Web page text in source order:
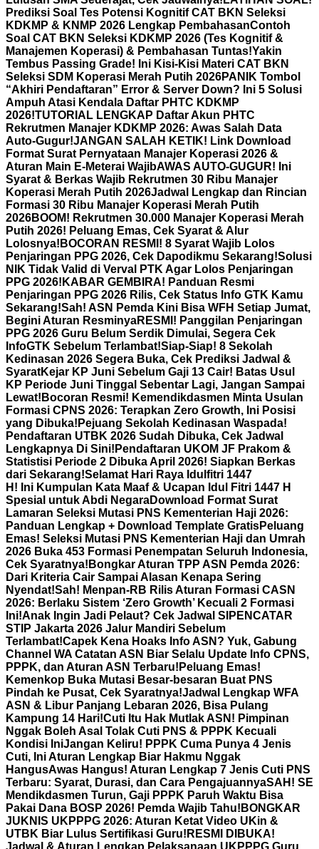
Prediksi Soal Tes Potensi Kognitif CAT BKN Seleksi
KDKMP & KNMP 2026 Lengkap PembahasanContoh
Soal CAT BKN Seleksi KDKMP 2026 (Tes Kognitif &
Manajemen Koperasi) & Pembahasan Tuntas!Yakin
Tembus Passing Grade! Ini Kisi-Kisi Materi CAT BKN
Seleksi SDM Koperasi Merah Putih 2026PANIK Tombol
“Akhiri Pendaftaran” Error & Server Down? Ini 5 Solusi
Ampuh Atasi Kendala Daftar PHTC KDKMP
2026!TUTORIAL LENGKAP Daftar Akun PHTC
Rekrutmen Manajer KDKMP 2026: Awas Salah Data
Auto-Gugur!JANGAN SALAH KETIK! Link Download
Format Surat Pernyataan Manajer Koperasi 2026 &
Aturan Main E-Meterai WajibAWAS AUTO-GUGUR! Ini
Syarat & Berkas Wajib Rekrutmen 30 Ribu Manajer
Koperasi Merah Putih 2026Jadwal Lengkap dan Rincian
Formasi 30 Ribu Manajer Koperasi Merah Putih
2026BOOM! Rekrutmen 30.000 Manajer Koperasi Merah
Putih 2026! Peluang Emas, Cek Syarat & Alur
Lolosnya! BOCORAN RESMI! 8 Syarat Wajib Lolos
Penjaringan PPG 2026, Cek Dapodikmu Sekarang!Solusi
NIK Tidak Valid di Verval PTK Agar Lolos Penjaringan
PPG 2026! KABAR GEMBIRA! Panduan Resmi
Penjaringan PPG 2026 Rilis, Cek Status Info GTK Kamu
Sekarang!Sah! ASN Pemda Kini Bisa WFH Setiap Jumat,
Begini Aturan ResminyaRESMI! Panggilan Penjaringan
PPG 2026 Guru Belum Serdik Dimulai, Segera Cek
InfoGTK Sebelum Terlambat!Siap-Siap! 8 Sekolah
Kedinasan 2026 Segera Buka, Cek Prediksi Jadwal &
SyaratKejar KP Juni Sebelum Gaji 13 Cair! Batas Usul
KP Periode Juni Tinggal Sebentar Lagi, Jangan Sampai
Lewat! Bocoran Resmi! Kemendikdasmen Minta Usulan
Formasi CPNS 2026: Terapkan Zero Growth, Ini Posisi
yang Dibuka! Pejuang Sekolah Kedinasan Waspada!
Pendaftaran UTBK 2026 Sudah Dibuka, Cek Jadwal
Lengkapnya Di Sini! Pendaftaran UKOM JF Prakom &
Statistisi Periode 2 Dibuka April 2026! Siapkan Berkas
dari Sekarang!Selamat Hari Raya Idulfitri 1447
H! Ini Kumpulan Kata Maaf & Ucapan Idul Fitri 1447 H
Spesial untuk Abdi NegaraDownload Format Surat
Lamaran Seleksi Mutasi PNS Kementerian Haji 2026:
Panduan Lengkap + Download Template GratisPeluang
Emas! Seleksi Mutasi PNS Kementerian Haji dan Umrah
2026 Buka 453 Formasi Penempatan Seluruh Indonesia,
Cek Syaratnya! Bongkar Aturan TPP ASN Pemda 2026:
Dari Kriteria Cair Sampai Alasan Kenapa Sering
Nyendat!Sah! Menpan-RB Rilis Aturan Formasi CASN
2026: Berlaku Sistem ‘Zero Growth’ Kecuali 2 Formasi
Ini!Anak Ingin Jadi Pelaut? Cek Jadwal SIPENCATAR
STIP Jakarta 2026 Jalur Mandiri Sebelum
Terlambat!Capek Kena Hoaks Info ASN? Yuk, Gabung
Channel WA Catatan ASN Biar Selalu Update Info CPNS,
PPPK, dan Aturan ASN Terbaru! Peluang Emas!
Kemenkop Buka Mutasi Besar-besaran Buat PNS
Pindah ke Pusat, Cek Syaratnya!Jadwal Lengkap WFA
ASN & Libur Panjang Lebaran 2026, Bisa Pulang
Kampung 14 Hari!Cuti Itu Hak Mutlak ASN! Pimpinan
Nggak Boleh Asal Tolak Cuti PNS & PPPK Kecuali
Kondisi IniJangan Keliru! PPPK Cuma Punya 4 Jenis
Cuti, Ini Aturan Lengkap Biar Hakmu Nggak
HangusAwas Hangus! Aturan Lengkap 7 Jenis Cuti PNS
Terbaru: Syarat, Durasi, dan Cara PengajuannyaSAH! SE
Mendikdasmen Turun, Gaji PPPK Paruh Waktu Bisa
Pakai Dana BOSP 2026! Pemda Wajib Tahu! BONGKAR
JUKNIS UKPPPG 2026: Aturan Ketat Video UKin &
UTBK Biar Lulus Sertifikasi Guru! RESMI DIBUKA!
Jadwal & Aturan Lengkap Pelaksanaan UKPPPG Guru